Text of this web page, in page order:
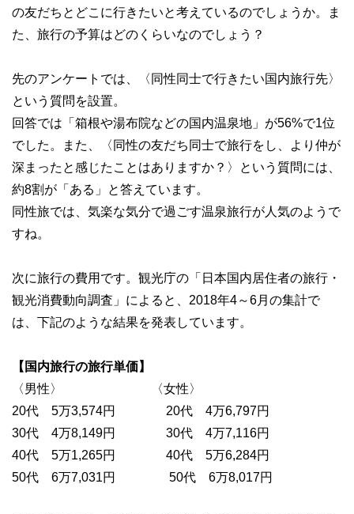
の友だちとどこに行きたいと考えているのでしょうか。ま
た、旅行の予算はどのくらいなのでしょう？
先のアンケートでは、〈同性同士で行きたい国内旅行先〉
という質問を設置。
回答では「箱根や湯布院などの国内温泉地」が56%で1位
でした。また、〈同性の友だち同士で旅行をし、より仲が
深まったと感じたことはありますか？〉という質問には、
約8割が「ある」と答えています。
同性旅では、気楽な気分で過ごす温泉旅行が人気のようで
すね。
次に旅行の費用です。観光庁の「日本国内居住者の旅行・
観光消費動向調査」によると、2018年4～6月の集計で
は、下記のような結果を発表しています。
【国内旅行の旅行単価】
〈男性〉 〈女性〉
20代 5万3,574円 20代 4万6,797円
30代 4万8,149円 30代 4万7,116円
40代 5万1,265円 40代 5万6,284円
50代 6万7,031円 50代 6万8,017円